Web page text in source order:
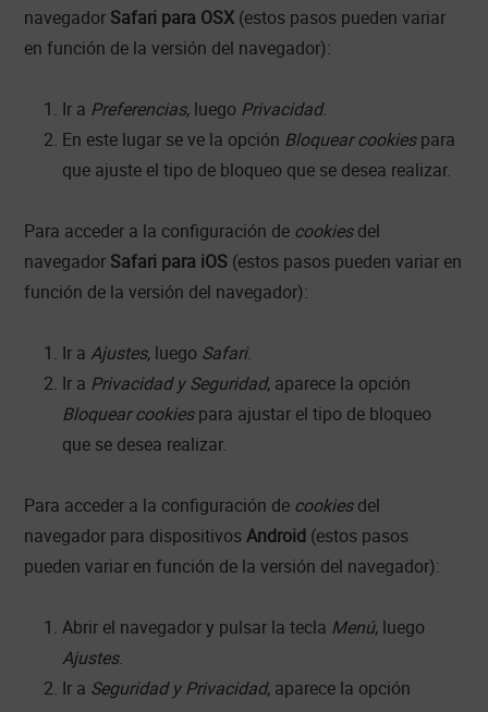
navegador Safari para OSX (estos pasos pueden variar
en función de la versión del navegador):
Ir a Preferencias, luego Privacidad.
En este lugar se ve la opción Bloquear cookiespara
que ajuste el tipo de bloqueo que se desea realizar.
Para acceder a la configuración de cookiesdel
navegador Safari para iOS (estos pasos pueden variar en
función de la versión del navegador):
Ir aAjustes, luego Safari.
Ir a Privacidad y Seguridad, aparece la opción
Bloquear cookiespara ajustar el tipo de bloqueo
que se desea realizar.
Para acceder a la configuración de cookiesdel
navegador para dispositivosAndroid (estos pasos
pueden variar en función de la versión del navegador):
Abrir el navegador y pulsar la tecla Menú, luego
Ajustes.
Ir a Seguridad y Privacidad, aparece la opción